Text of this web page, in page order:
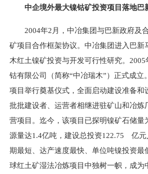
中企境外最大镍钴矿投资项目落地巴
2004年2月，中冶集团与巴新政府及
矿项目合作框架协议。中冶集团进入巴新
木红土镍矿投资与开发可行性研究。2005
钴有限公司（简称“中冶瑞木”）正式成立
项目举行奠基仪式，全面启动建设准备和
批批建设者、运营者相继进驻矿山和冶炼
营项目。迄今，该项目已探明镍矿石储量
源量达1.4亿吨，建设总投资122.75 亿元
期最短、达产速度最快、单位吨镍投资最
球红土矿湿法冶炼项目中独树一帜，成为